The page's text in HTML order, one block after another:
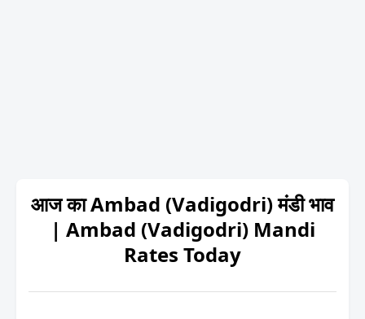
आज का Ambad (Vadigodri) मंडी भाव
| Ambad (Vadigodri) Mandi
Rates Today